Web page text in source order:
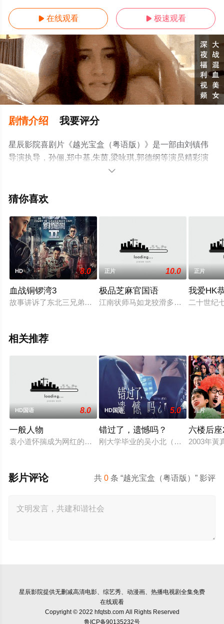
 在线观看  极速观看
剧情介绍 我要评分
星辰影院喜剧片《越光宝盒（粤语版）》是一部由刘镇伟
导演执导，孙俪,郑中基,朱茵,梁咏琪,郭德纲等演员精彩演
绎的中国大陆电影，大结局剧情已揭晓（1-1全集），免费
信息可移步至豆瓣电影、电视猫或剧情网等平台了解。

猜你喜欢
HD 8.0
血战铜锣湾3
故事讲诉了东北三兄弟，受到古惑仔片影响，一心想要匡扶正
正片 10.0
极品芝麻官国语
江南状师马如龙狡滑多智，精通律法
正片
我爱HK
二十世纪
相关推荐
HD国语 8.0
一般人物
袁小道怀揣成为网红的梦想创作短视频，并与周小乙等人组建
HD国语 5.0
错过了，遗憾吗？
刚大学毕业的吴小北（庄达菲 饰）
正片
六楼后
2003年黃
共0 条 “越光宝盒（粤语版）” 影评
影片评论
星辰影院提供无删减高清电影、综艺秀、动漫画、热播电视剧全集免费
在线观看
Copyright © 2022 hfqtsb.com All Rights Reserved
鲁ICP备90135232号